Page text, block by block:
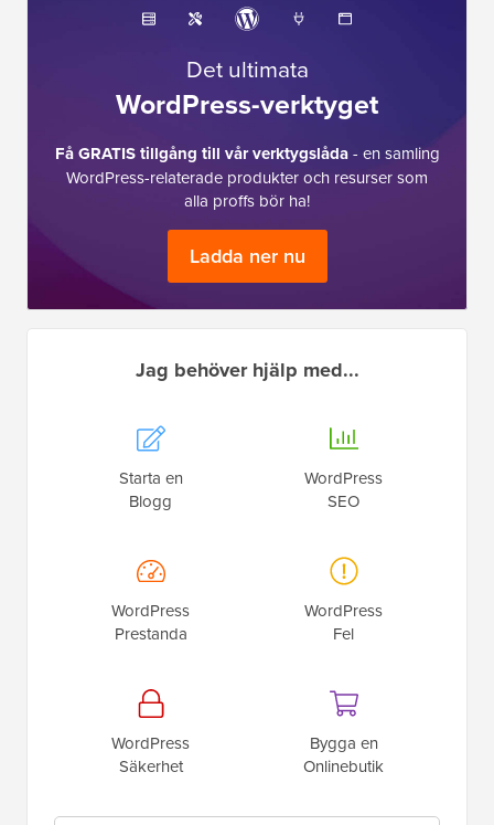
Det ultimata
WordPress-verktyget
Få GRATIS tillgång till vår verktygslåda- en samling
WordPress-relaterade produkter och resurser som
alla proffs bör ha!
Ladda ner nu
Jag behöver hjälp med...
Starta en
Blogg
WordPress
SEO
WordPress
Prestanda
WordPress
Fel
WordPress
Säkerhet
Bygga en
Onlinebutik